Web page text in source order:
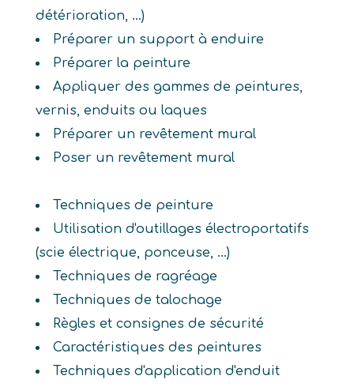
détérioration, ...)
Préparer un support à enduire
Préparer la peinture
Appliquer des gammes de peintures,
vernis, enduits ou laques
Préparer un revêtement mural
Poser un revêtement mural
Techniques de peinture
Utilisation d'outillages électroportatifs
(scie électrique, ponceuse, ...)
Techniques de ragréage
Techniques de talochage
Règles et consignes de sécurité
Caractéristiques des peintures
Techniques d'application d'enduit